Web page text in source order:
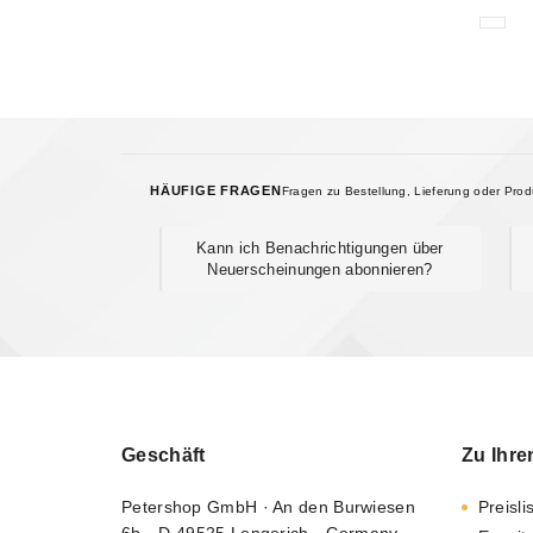
HÄUFIGE FRAGENFragen zu Bestellung, Lieferung oder
Kann ich Benachrichtigungen über
Neuerscheinungen abonnieren?
Geschäft
Petershop GmbH · An den Burwiesen
Zu